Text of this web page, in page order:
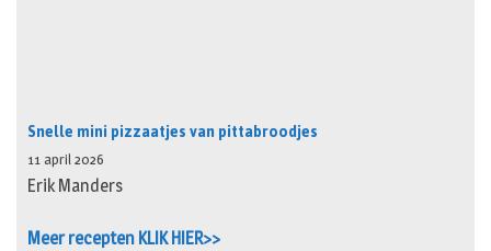
Snelle mini pizzaatjes van pittabroodjes
11 april 2026
Erik Manders
Meer recepten KLIK HIER>>